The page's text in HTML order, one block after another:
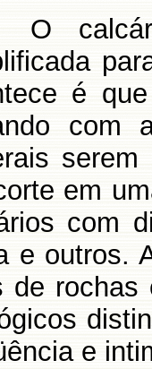
O
é
com
em
com
e outros.
de rochas
e